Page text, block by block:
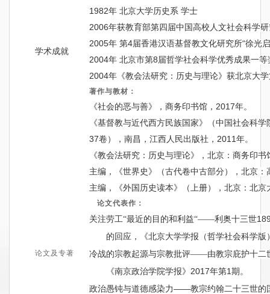
1982年 北京大学历史系 学士
学术成就
2006年获教育部第四届中国高校 人文社会科学
2005年 第4届香港汉语基督教文化研究所“徐光
2004年 北京市第8 届哲学社会科学优秀成果一等
2004年 《教会法研究：历史与理论》获北京大学
论文及专著
著作与教材：
《社会的恶与善》，商务印书馆， 2017年。
《基督教与近代西方民族国家》（中国社会科学
37卷） ，南昌，江西人民出版社， 2011 年。
《教会法研究：历史与理论》，北京：商务印书
主编 ， 《世界史》 （古代卷中古部分） ，北京：
主编，《外国历史读本》（上册），北京： 北京
论文代表作 ：
关注劳工“最近的目的和利益“——利奥十三世
的回应，《北京大学学报（哲学社会科学版
冷战的宗教起源与宗教批评——由教宗庇护十二
《南京政治学院学报》 2017年第1 期 。
政治愚钝与道德感染力——教宗约翰二十三世的